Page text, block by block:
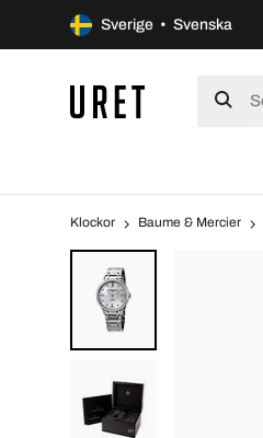
Sverige • Svenska
Klockor Baume & Mercier